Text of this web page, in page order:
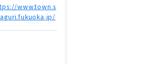
www.town.s